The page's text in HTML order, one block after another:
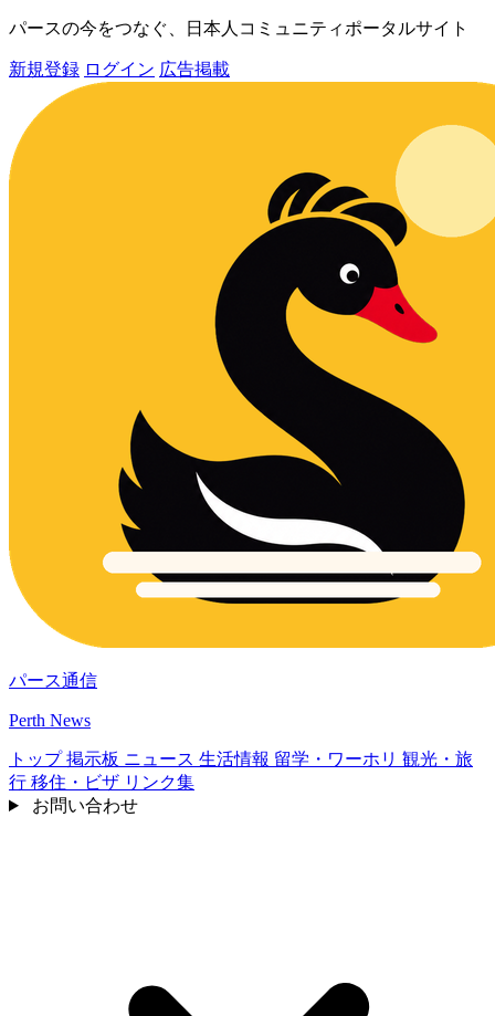
パースの今をつなぐ、日本人コミュニティポータルサイト
新規登録 ログイン 広告掲載
パース通信
Perth News
トップ掲示板 ニュース 生活情報 留学・ワーホリ 観光・旅
行 移住・ビザ リンク集
お問い合わせ